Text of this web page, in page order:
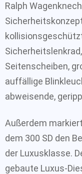
Ralph
Seitenscheiben,
auffällige
abweisende,
Außerdem
dem 300 SD den
der Luxusklasse.
gebaute Luxus-